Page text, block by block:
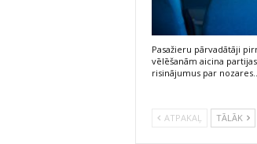
Pasažieru pārvadātāji
vēlēšanām aicina
risinājumus par
ATPAKAĻ TĀLĀK